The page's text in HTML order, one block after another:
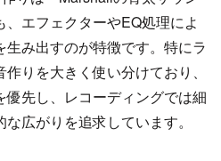
、エフェクターやEQ処理によ
み出すのが特徴です。特にラ
りを大きく使い分けており、
先し、レコーディングでは細
広がりを追求しています。